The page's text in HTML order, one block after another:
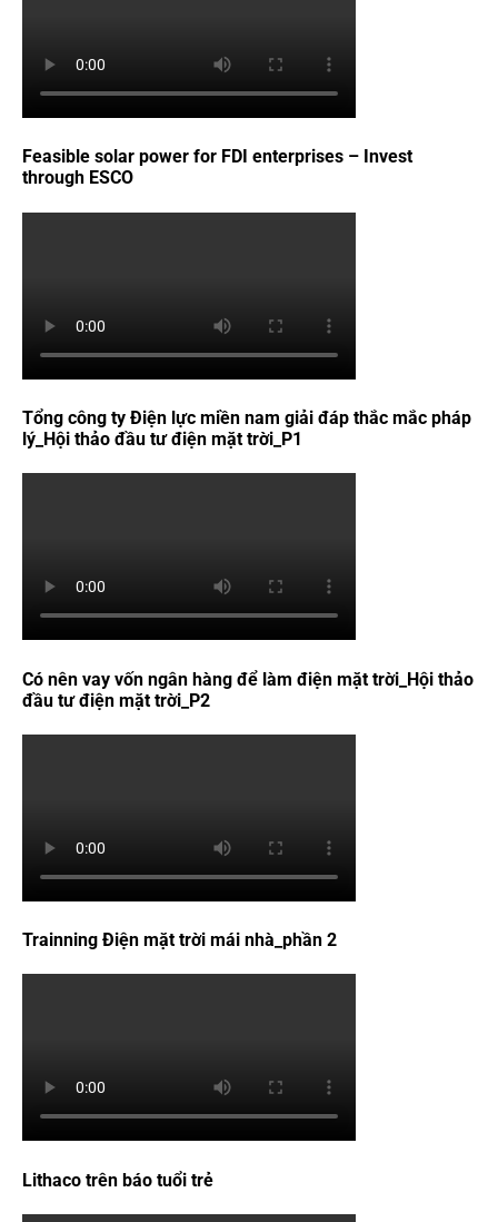
Feasible solar power for FDI enterprises – Invest
through ESCO
Tổng công ty Điện lực miền nam giải đáp thắc mắc pháp
lý_Hội thảo đầu tư điện mặt trời_P1
Có nên vay vốn ngân hàng để làm điện mặt trời_Hội thảo
đầu tư điện mặt trời_P2
Trainning Điện mặt trời mái nhà_phần 2
Lithaco trên báo tuổi trẻ